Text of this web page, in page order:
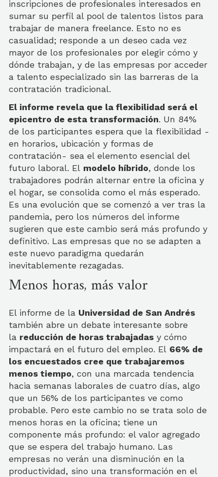
inscripciones de profesionales interesados en
sumar su perfil al pool de talentos listos para
trabajar de manera freelance. Esto no es
casualidad; responde a un deseo cada vez
mayor de los profesionales por elegir cómo y
dónde trabajan, y de las empresas por acceder
a talento especializado sin las barreras de la
contratación tradicional.
El informe revela que la flexibilidad será el
epicentro de esta transformación. Un 84%
de los participantes espera que la flexibilidad -
en horarios, ubicación y formas de
contratación- sea el elemento esencial del
futuro laboral. El modelo híbrido, donde los
trabajadores podrán alternar entre la oficina y
el hogar, se consolida como el más esperado.
Es una evolución que se comenzó a ver tras la
pandemia, pero los números del informe
sugieren que este cambio será más profundo y
definitivo. Las empresas que no se adapten a
este nuevo paradigma quedarán
inevitablemente rezagadas.
Menos horas, más valor
El informe de la Universidad de San Andrés
también abre un debate interesante sobre
la reducción de horas trabajadas y cómo
impactará en el futuro del empleo. El 66% de
los encuestados cree que trabajaremos
menos tiempo, con una marcada tendencia
hacia semanas laborales de cuatro días, algo
que un 56% de los participantes ve como
probable. Pero este cambio no se trata solo de
menos horas en la oficina; tiene un
componente más profundo: el valor agregado
que se espera del trabajo humano. Las
empresas no verán una disminución en la
productividad, sino una transformación en el